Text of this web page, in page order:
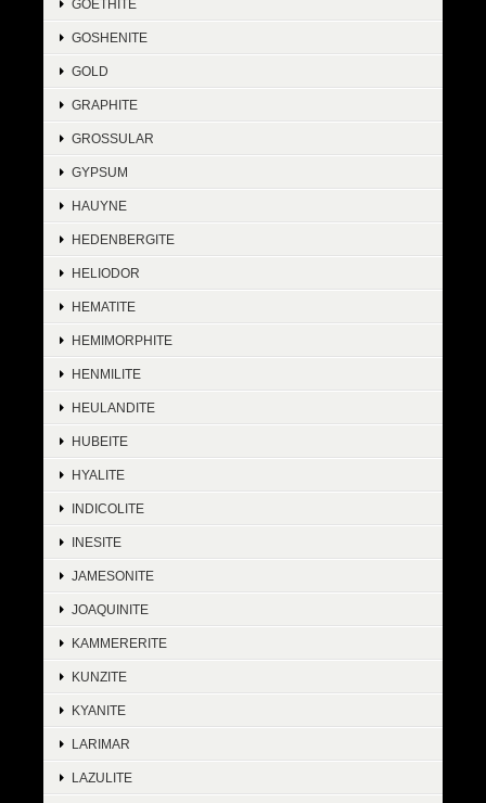
GOETHITE
GOSHENITE
GOLD
GRAPHITE
GROSSULAR
GYPSUM
HAUYNE
HEDENBERGITE
HELIODOR
HEMATITE
HEMIMORPHITE
HENMILITE
HEULANDITE
HUBEITE
HYALITE
INDICOLITE
INESITE
JAMESONITE
JOAQUINITE
KAMMERERITE
KUNZITE
KYANITE
LARIMAR
LAZULITE